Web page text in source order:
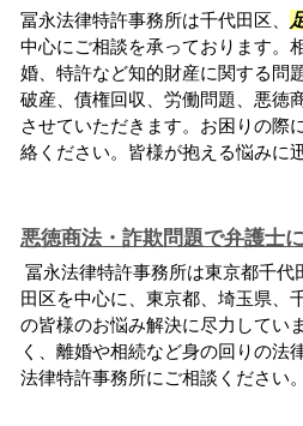
冨永法律特許事務所は千代田区、
中心にご相談を承っております。
婚、特許など知的財産に関する問題
破産、債権回収、労働問題、悪徳
させていただきます。お困りの際
絡ください。皆様が抱える悩みに
悪徳商法・詐欺問題で弁護士
冨永法律特許事務所は東京都千代
田区を中心に、東京都、埼玉県、
の皆様のお悩み解決に尽力してい
く、離婚や相続など身の回りの法
法律特許事務所にご相談ください。